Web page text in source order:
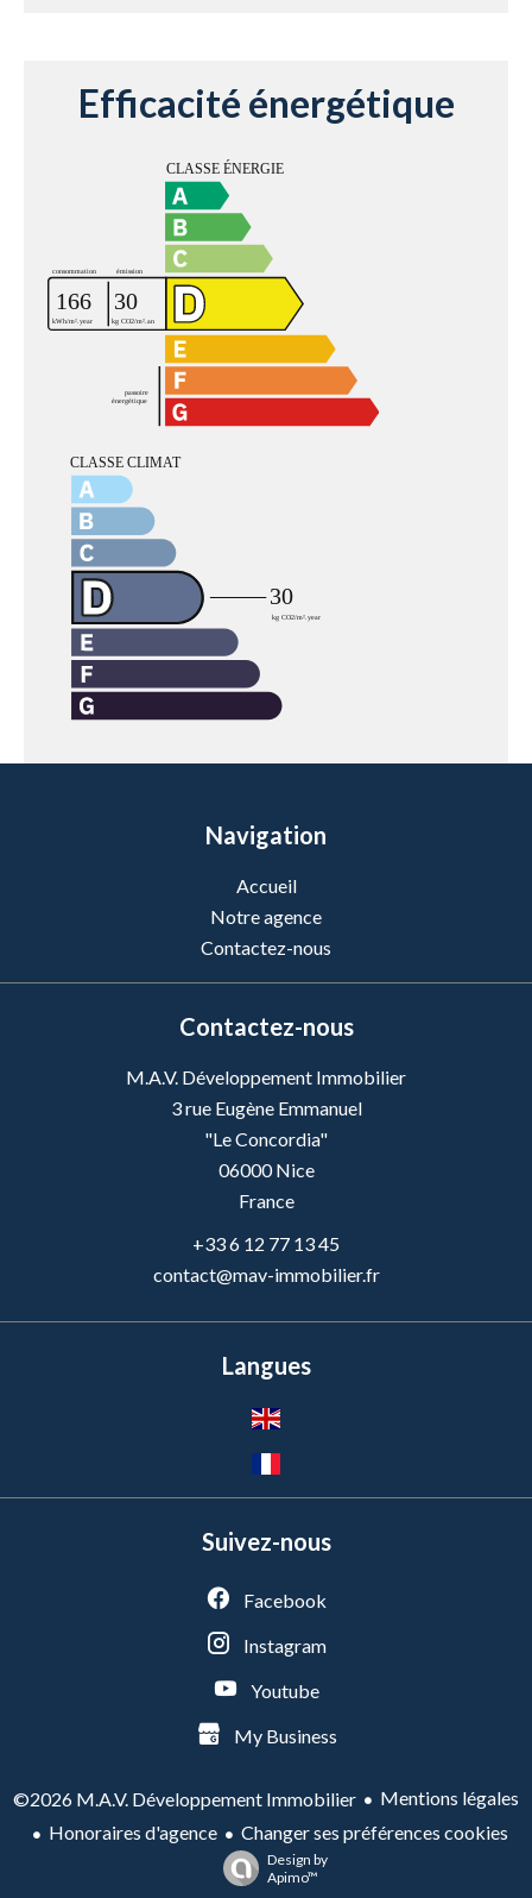
Efficacité énergétique
Navigation
Accueil
Notre agence
Contactez-nous
Contactez-nous
M.A.V. Développement Immobilier
3 rue Eugène Emmanuel
"Le Concordia"
06000Nice
France
+33 6 12 77 13 45
contact@mav-immobilier.fr
Langues
Suivez-nous
Facebook
Instagram
Youtube
My Business
©2026 M.A.V. Développement Immobilier
Mentions légales
Honoraires d'agence
Changer ses préférences cookies
Design by
Apimo™